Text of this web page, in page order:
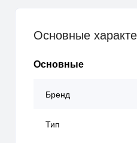
Основные
Основные
Бренд
Тип